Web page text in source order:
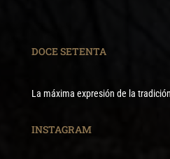
DOCE SETENTA
La máxima expresión de la
INSTAGRAM